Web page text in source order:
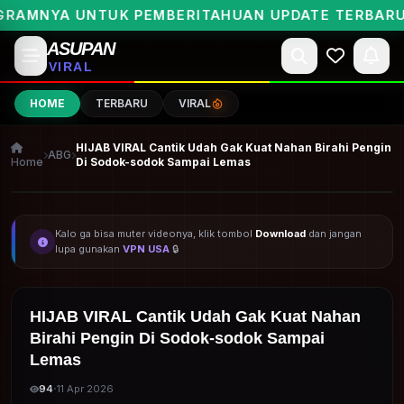
UNTUK PEMBERITAHUAN UPDATE TERBARUNYA
ASUPAN
VIRAL
HOME TERBARU VIRAL
Home
ABG
HIJAB VIRAL Cantik Udah Gak Kuat Nahan Birahi Pengin
Di Sodok-sodok Sampai Lemas
Kalo ga bisa muter videonya, klik tombol Download dan jangan
lupa gunakan VPN USA 🔒
HIJAB VIRAL Cantik Udah Gak Kuat Nahan
Birahi Pengin Di Sodok-sodok Sampai
Lemas
94·11 Apr 2026